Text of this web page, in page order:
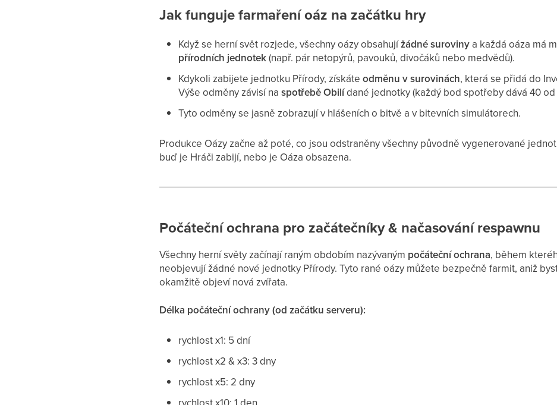
Jak funguje farmaření oáz na začátku hry
Když se herní svět rozjede, všechny oázy obsahujížádné suroviny a každá oáza má
přírodních jednotek(např. pár netopýrů, pavouků, divočáků nebo medvědů).
Kdykoli zabijete jednotku Přírody, získáteodměnu v surovinách, která se přidá do
Výše odměny závisí naspotřebě Obilídané jednotky (každý bod spotřeby dává 40 od
Tyto odměny se jasně zobrazují v hlášeních o bitvě a v bitevních simulátorech.
Produkce Oázy začne až poté, co jsou odstraněny všechny původně vygenerované
buď je Hráči zabijí, nebo je Oáza obsazena.
Počáteční ochrana pro začátečníky & načasování respawnu
Všechny herní světy začínají raným obdobím nazývaným počáteční ochrana, během
neobjevují žádné nové jednotky Přírody. Tyto rané oázy můžete bezpečně farmit, aniž
okamžitě objeví nová zvířata.
Délka počáteční ochrany (od začátku serveru):
rychlost x1: 5 dní
rychlost x2 & x3: 3 dny
rychlost x5: 2 dny